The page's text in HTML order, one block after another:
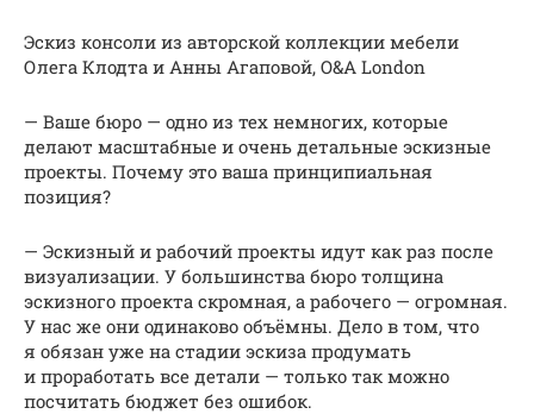
Эскиз консоли из авторской коллекции мебели
Олега Клодта и Анны Агаповой, O&A London
— Ваше бюро — одно из тех немногих, которые
делают масштабные и очень детальные эскизные
проекты. Почему это ваша принципиальная
позиция?
— Эскизный и рабочий проекты идут как раз после
визуализации. У большинства бюро толщина
эскизного проекта скромная, а рабочего — огромная.
У нас же они одинаково объёмны. Дело в том, что
я обязан уже на стадии эскиза продумать
и проработать все детали — только так можно
посчитать бюджет без ошибок.